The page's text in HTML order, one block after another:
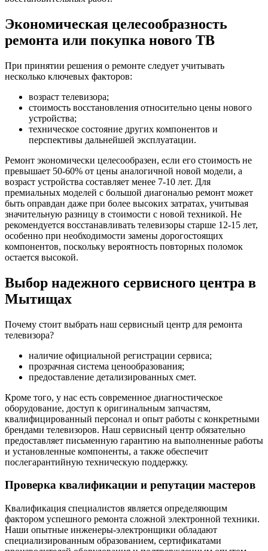
Экономическая целесообразность
ремонта или покупка нового ТВ
При принятии решения о ремонте следует учитывать
несколько ключевых факторов:
возраст телевизора;
стоимость восстановления относительно цены нового
устройства;
техническое состояние других компонентов и
перспективы дальнейшей эксплуатации.
Ремонт экономически целесообразен, если его стоимость не
превышает 50-60% от цены аналогичной новой модели, а
возраст устройства составляет менее 7-10 лет. Для
премиальных моделей с большой диагональю ремонт может
быть оправдан даже при более высоких затратах, учитывая
значительную разницу в стоимости с новой техникой. Не
рекомендуется восстанавливать телевизоры старше 12-15 лет,
особенно при необходимости замены дорогостоящих
компонентов, поскольку вероятность повторных поломок
остается высокой.
Выбор надежного сервисного центра в
Мытищах
Почему стоит выбрать наш сервисный центр для ремонта
телевизора?
наличие официальной регистрации сервиса;
прозрачная система ценообразования;
предоставление детализированных смет.
Кроме того, у нас есть современное диагностическое
оборудование, доступ к оригинальным запчастям,
квалифицированный персонал и опыт работы с конкретными
брендами телевизоров. Наш сервисный центр обязательно
предоставляет письменную гарантию на выполненные работы
и установленные компоненты, а также обеспечит
послегарантийную техническую поддержку.
Проверка квалификации и репутации мастеров
Квалификация специалистов является определяющим
фактором успешного ремонта сложной электронной техники.
Наши опытные инженеры-электронщики обладают
специализированным образованием, сертификатами